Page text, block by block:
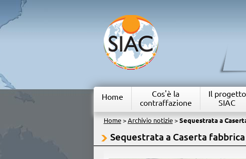
Home
Cos'è la
contraffazione
Il progetto
SIAC
Home> Archivio notizie> Sequestrata a
Sequestrata a Caserta